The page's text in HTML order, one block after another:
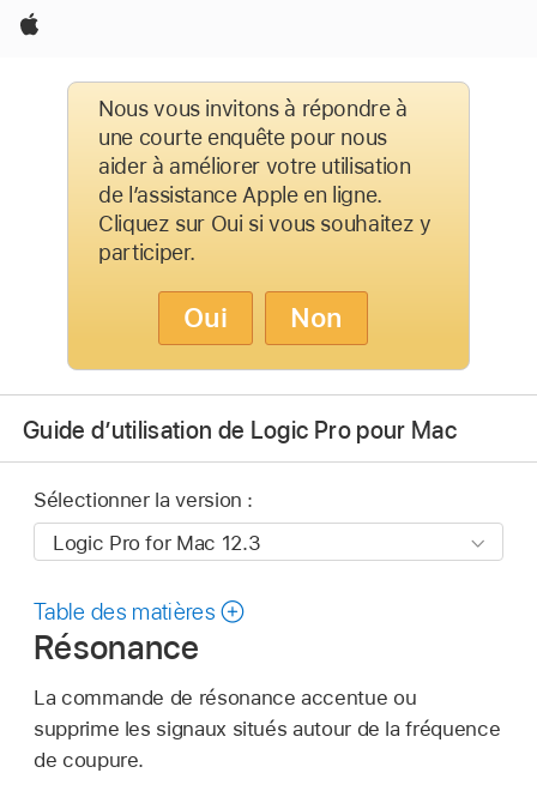
Apple
Nous vous invitons à répondre à
une courte enquête pour nous
aider à améliorer votre utilisation
de l’assistance Apple en ligne.
Cliquez sur Oui si vous souhaitez y
participer.
Oui Non
Guide d’utilisation de Logic Pro pour Mac
Sélectionner la version :
Table des matières
Résonance
La commande de résonance accentue ou
supprime les signaux situés autour de la fréquence
de coupure.